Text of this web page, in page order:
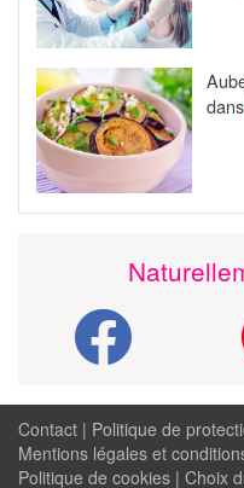
dans
Contact | Politique de
Mentions légales et
Politique de cookies | Choix